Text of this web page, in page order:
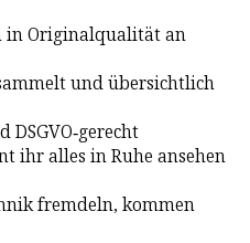
in Originalqualität an
und übersichtlich
gerecht
ihr alles in Ruhe ansehen
fremdeln, kommen